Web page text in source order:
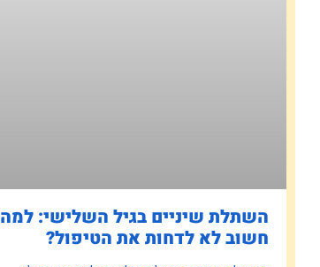
השתלת שיניים בגיל השלישי: למה
חשוב לא לדחות את הטיפול?